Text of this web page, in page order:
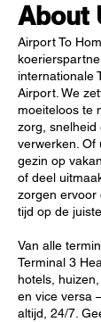
About
Airport To
internationale
Airport. We
moeiteloos te
zorg, snelheid
verwerken. Of
gezin op
of deel
zorgen ervoor
tijd op de
Van alle
Terminal 3
hotels,
en vice versa
altijd, 24/7.